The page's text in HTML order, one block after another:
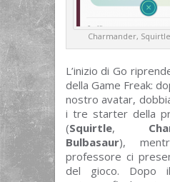
Charmander,
L’inizio di Go
della Game Freak:
nostro avatar,
i tre starter della
(Squirtle,
Bulbasaur),
professore ci
del gioco. Dopo